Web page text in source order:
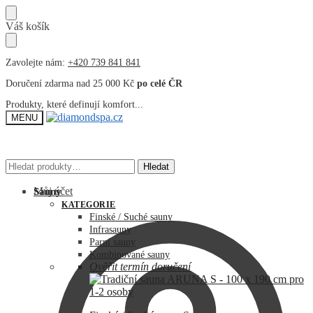
Přeskočit
na
navigaci
Přeskočit
na
obsah
Váš košík
Zavolejte nám: +420 739 841 841
Doručení zdarma nad 25 000 Kč po celé ČR
Produkty, které definují komfort...
MENU
Hledat: Hledat
Můj účet
Hledat: Hledat
Sauny
KATEGORIE
Finské / Suché sauny
Infrasauny
Parní sauny
Kombinované sauny
Ověřit termín doručení